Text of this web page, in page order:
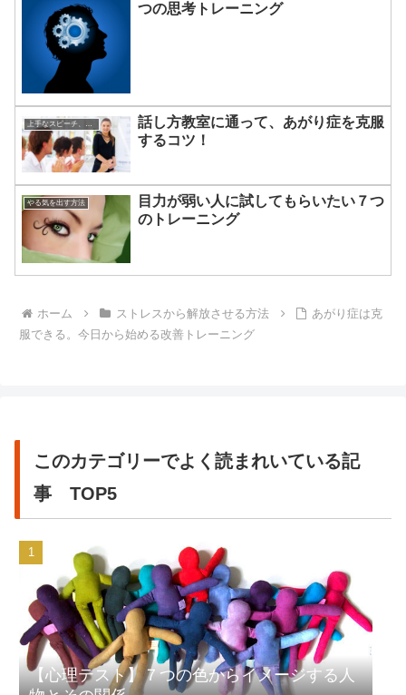
つの思考トレーニング
上手なスピーチ、話し方について
話し方教室に通って、あがり症を克服
するコツ！
やる気を出す方法
目力が弱い人に試してもらいたい７つ
のトレーニング
ホーム ストレスから解放させる方法
あがり症は克
服できる。今日から始める改善トレーニング
このカテゴリーでよく読まれいている記
事 TOP5
【心理テスト】７つの色からイメージする人